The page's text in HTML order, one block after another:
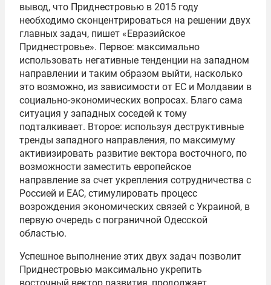
вывод, что Приднестровью в 2015 году
необходимо сконцентрироваться на решении двух
главных задач, пишет «Евразийское
Приднестровье». Первое: максимально
использовать негативные тенденции на западном
направлении и таким образом выйти, насколько
это возможно, из зависимости от ЕС и Молдавии в
социально-экономических вопросах. Благо сама
ситуация у западных соседей к тому
подталкивает. Второе: используя деструктивные
тренды западного направления, по максимуму
активизировать развитие вектора восточного, по
возможности заместить европейское
направление за счет укрепления сотрудничества с
Россией и ЕАС, стимулировать процесс
возрождения экономических связей с Украиной, в
первую очередь с пограничной Одесской
областью.
Успешное выполнение этих двух задач позволит
Приднестровью максимально укрепить